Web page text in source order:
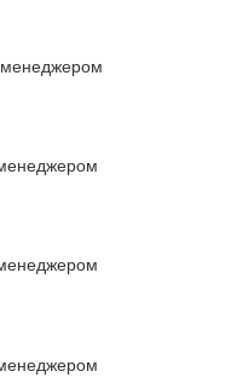
менеджером